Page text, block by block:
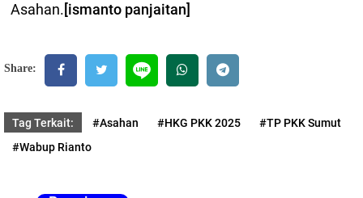
Asahan.[ismanto panjaitan]
Share:
Tag Terkait: #Asahan #HKG PKK 2025
#TP PKK Sumut
#Wabup Rianto